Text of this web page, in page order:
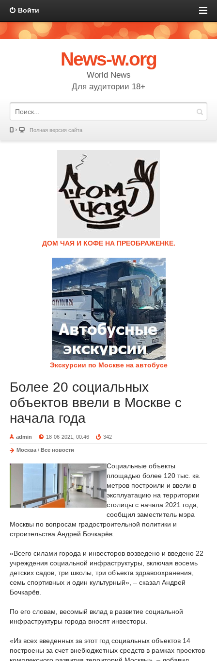
Войти
News-w.org
World News
Для аудитории 18+
Полная версия сайта
ДОМ ЧАЯ И КОФЕ НА ПРЕОБРАЖЕНКЕ.
Экскурсии по Москве на автобусе
Более 20 социальных
объектов ввели в Москве с
начала года
admin 18-06-2021, 00:46 342
Москва / Все новости
Социальные объекты
площадью более 120 тыс. кв.
метров построили и ввели в
эксплуатацию на территории
столицы с начала 2021 года,
сообщил заместитель мэра
Москвы по вопросам градостроительной политики и
строительства Андрей Бочкарёв.
«Всего силами города и инвесторов возведено и введено 22
учреждения социальной инфраструктуры, включая восемь
детских садов, три школы, три объекта здравоохранения,
семь спортивных и один культурный», – сказал Андрей
Бочкарёв.
По его словам, весомый вклад в развитие социальной
инфраструктуры города вносят инвесторы.
«Из всех введенных за этот год социальных объектов 14
построены за счет внебюджетных средств в рамках проектов